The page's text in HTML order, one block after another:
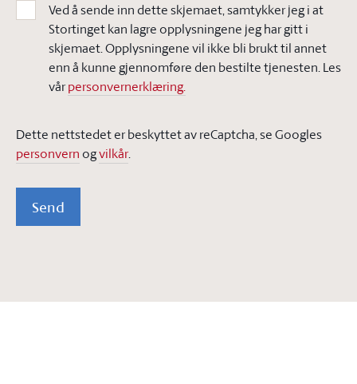
Ved å sende inn dette skjemaet, samtykker jeg i at
Stortinget kan lagre opplysningene jeg har gitt i
skjemaet. Opplysningene vil ikke bli brukt til annet
enn å kunne gjennomføre den bestilte tjenesten. Les
vårpersonvernerklæring.
Dette nettstedet er beskyttet av reCaptcha, se Googles
personvern ogvilkår.
Send